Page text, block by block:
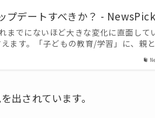
プデートすべきか？ -
までにないほど大きな変化に直面して
ます。「子どもの教育/学習」に、親
出されています。